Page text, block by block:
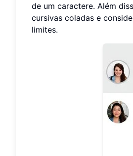
de um caractere. Além
cursivas coladas e
limites.